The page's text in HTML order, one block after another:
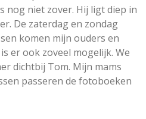
nog niet zover. Hij ligt diep in
De zaterdag en zondag
komen mijn ouders en
er ook zoveel mogelijk. We
dichtbij Tom. Mijn mams
passeren de fotoboeken